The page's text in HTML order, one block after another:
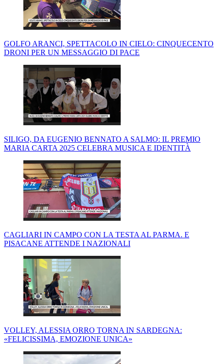
GOLFO ARANCI, SPETTACOLO IN CIELO: CINQUECENTO
DRONI PER UN MESSAGGIO DI PACE
SILIGO, DA EUGENIO BENNATO A SALMO: IL PREMIO
MARIA CARTA 2025 CELEBRA MUSICA E IDENTITÀ
CAGLIARI IN CAMPO CON LA TESTA AL PARMA. E
PISACANE ATTENDE I NAZIONALI
VOLLEY, ALESSIA ORRO TORNA IN SARDEGNA:
«FELICISSIMA, EMOZIONE UNICA»